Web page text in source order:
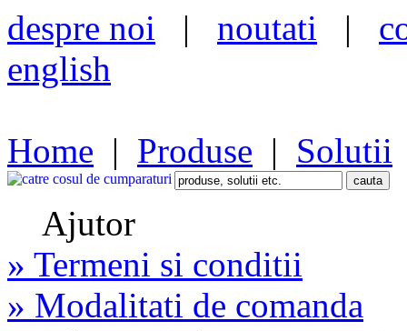
despre noi | noutati |
english
Home | Produse | Solutii
Ajutor
» Termeni si conditii
» Modalitati de comanda